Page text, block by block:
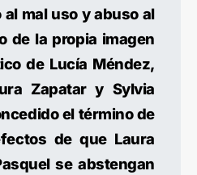
mal uso y abuso al
de la propia imagen
de Lucía Méndez,
Zapatar y Sylvia
el término de
de que Laura
se abstengan